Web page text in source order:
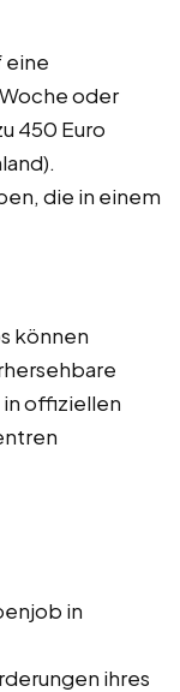
eine
oder
450 Euro
die in einem
können
offiziellen
in
ihres